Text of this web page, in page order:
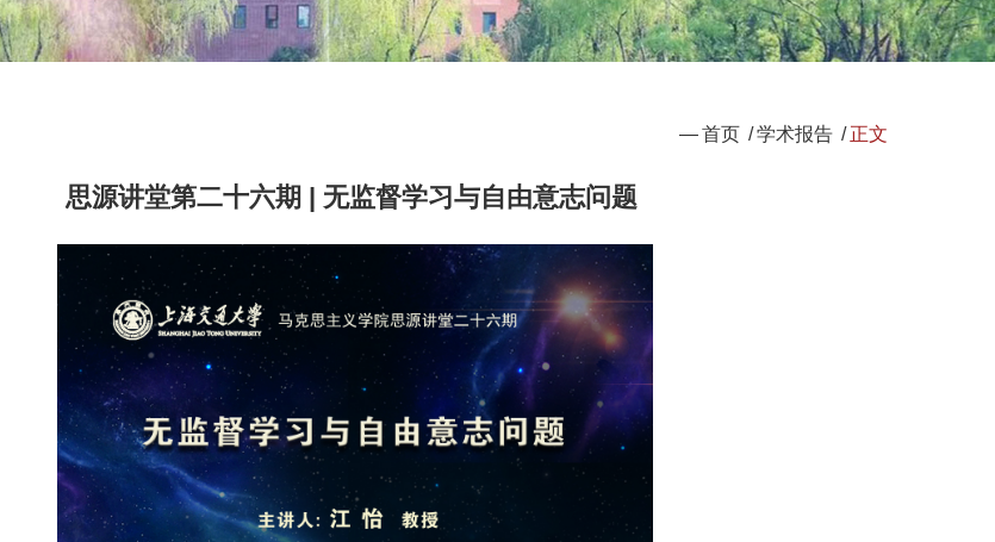
—首页 /学术报告 / 正文
思源讲堂第二十六期 | 无监督学习与自由意志问题